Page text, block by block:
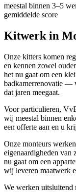
meestal binnen 3–5
gemiddelde score
Kitwerk in
Onze kitters komen
en kennen zowel
het nu gaat om een
badkamerrenovatie —
dat jaren meegaat.
Voor particulieren,
wij meestal binnen
een offerte aan en u
Onze monteurs
eigenaardigheden van
nu gaat om een
wij leveren maatwerk
We werken